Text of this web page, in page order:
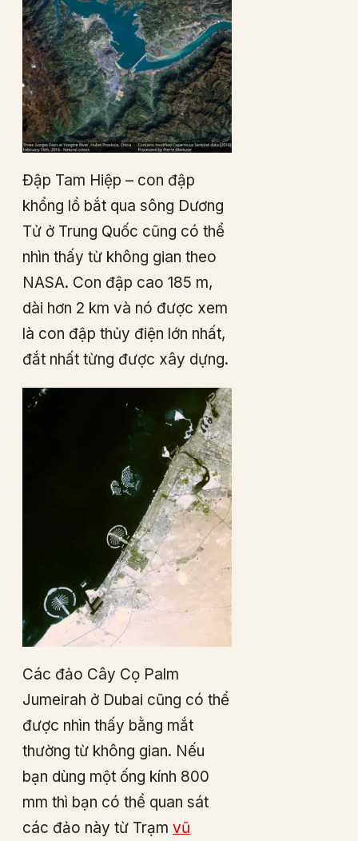
Đập Tam Hiệp – con đập
khổng lồ bắt qua sông Dương
Tử ở Trung Quốc cũng có thể
nhìn thấy từ không gian theo
NASA. Con đập cao 185 m,
dài hơn 2 km và nó được xem
là con đập thủy điện lớn nhất,
đắt nhất từng được xây dựng.
Các đảo Cây Cọ Palm
Jumeirah ở Dubai cũng có thể
được nhìn thấy bằng mắt
thường từ không gian. Nếu
bạn dùng một ống kính 800
mm thì bạn có thể quan sát
các đảo này từ Trạm vũ